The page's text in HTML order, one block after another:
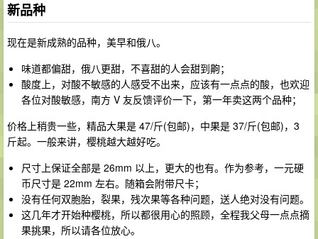
新品种
现在是新成熟的品种，美早和俄八。
味道都偏甜，俄八更甜，不喜甜的人会甜到齁；
酸度上，对酸不敏感的人感受不出来，应该有一点点的酸，也欢迎
各位对酸敏感，南方 V 友反馈评价一下，第一年卖这两个品种；
价格上稍贵一些，精品大果是 47/斤(包邮)，中果是 37/斤(包邮)，3
斤起。一般来讲，樱桃越大越好吃。
尺寸上保证全部是 26mm 以上，更大的也有。作为参考，一元硬
币尺寸是 22mm 左右。随箱会附带尺卡；
没有任何双胞胎，裂果，残次果等各种问题，送人绝对没有问题。
这几年才开始种樱桃，所以都很用心的照顾，全程我父母一点点摘
果挑果，所以请各位放心。